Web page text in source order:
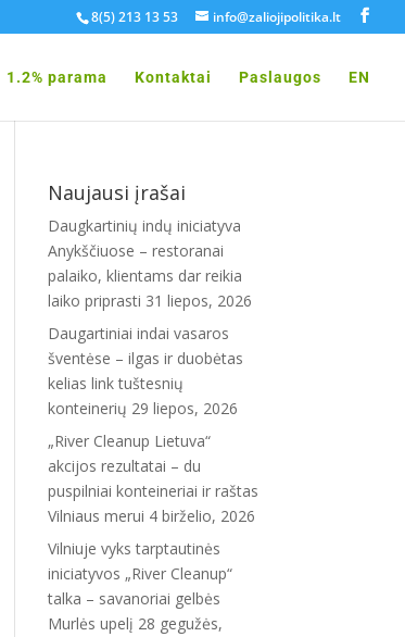
8(5) 213 13 53 info@zaliojipolitika.lt
1.2% parama Kontaktai Paslaugos EN
Naujausi įrašai
Daugkartinių indų iniciatyva
Anykščiuose – restoranai
palaiko, klientams dar reikia
laiko priprasti 31 liepos, 2026
Daugartiniai indai vasaros
šventėse – ilgas ir duobėtas
kelias link tuštesnių
konteinerių 29 liepos, 2026
„River Cleanup Lietuva“
akcijos rezultatai – du
puspilniai konteineriai ir raštas
Vilniaus merui 4 birželio, 2026
Vilniuje vyks tarptautinės
iniciatyvos „River Cleanup“
talka – savanoriai gelbės
Murlės upelį 28 gegužės,